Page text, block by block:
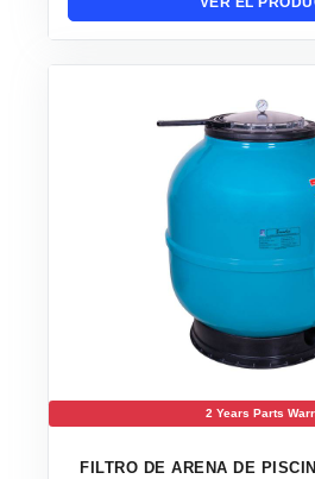
2 Years Parts
FILTRO DE ARENA DE